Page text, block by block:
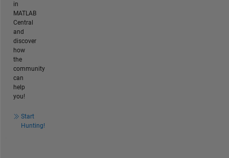
in
MATLAB
Central
and
discover
how
the
community
can
help
you!
Start
Hunting!